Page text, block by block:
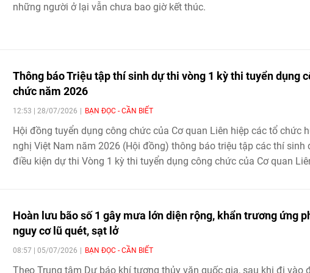
những người ở lại vẫn chưa bao giờ kết thúc.
Thông báo Triệu tập thí sinh dự thi vòng 1 kỳ thi tuyển dụng
chức năm 2026
12:53 | 28/07/2026 BẠN ĐỌC - CẦN BIẾT
Hội đồng tuyển dụng công chức của Cơ quan Liên hiệp các tổ chức
nghị Việt Nam năm 2026 (Hội đồng) thông báo triệu tập các thí sinh
điều kiện dự thi Vòng 1 kỳ thi tuyển dụng công chức của Cơ quan
Hoàn lưu bão số 1 gây mưa lớn diện rộng, khẩn trương ứng
nguy cơ lũ quét, sạt lở
08:57 | 05/07/2026 BẠN ĐỌC - CẦN BIẾT
Theo Trung tâm Dự báo khí tượng thủy văn quốc gia, sau khi đi vào